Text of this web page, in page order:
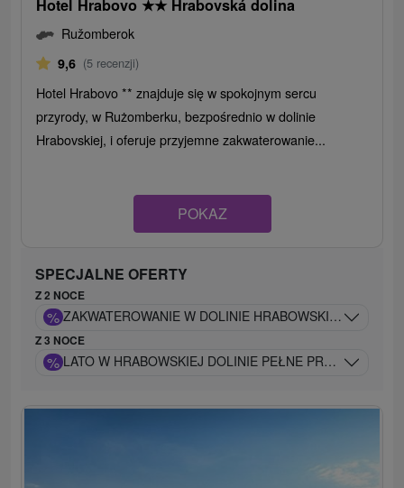
Hotel Hrabovo ★★ Hrabovská dolina
Ružomberok
9,6 (5 recenzji)
Hotel Hrabovo ** znajduje się w spokojnym sercu
przyrody, w Rużomberku, bezpośrednio w dolinie
Hrabovskiej, i oferuje przyjemne zakwaterowanie...
POKAZ
SPECJALNE OFERTY
Z 2 NOCE
% ZAKWATEROWANIE W DOLINIE HRABOWSKIEJ I
Z 3 NOCE
% LATO W HRABOWSKIEJ DOLINIE PEŁNE PRZYGÓD,